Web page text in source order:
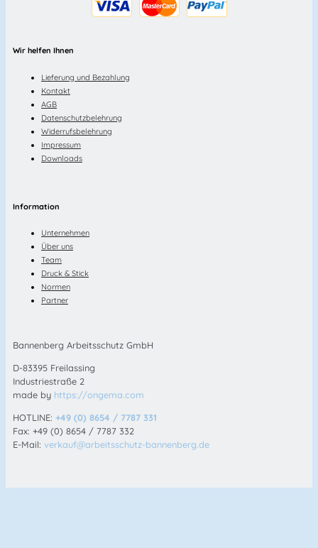
Wir helfen Ihnen
Lieferung und Bezahlung
Kontakt
AGB
Datenschutzbelehrung
Widerrufsbelehrung
Impressum
Downloads
Information
Unternehmen
Über uns
Team
Druck & Stick
Normen
Partner
Bannenberg Arbeitsschutz GmbH
D-83395 Freilassing
Industriestraße 2
made by https://ongema.com
HOTLINE: +49 (0) 8654 / 7787 331
Fax: +49 (0) 8654 / 7787 332
E-Mail: verkauf@arbeitsschutz-bannenberg.de